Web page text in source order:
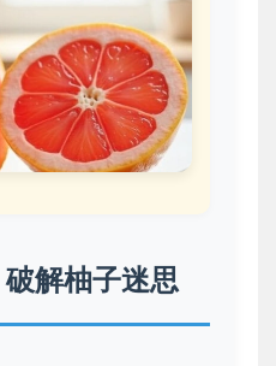
解柚子迷思